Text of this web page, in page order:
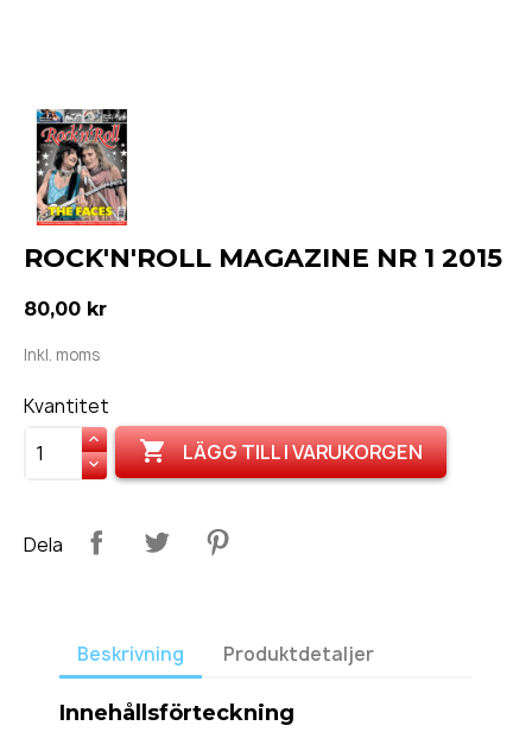
ROCK'N'ROLL MAGAZINE NR 1 2015
80,00 kr
Inkl. moms
Kvantitet
 LÄGG TILL I VARUKORGEN
Dela
Beskrivning Produktdetaljer
Innehållsförteckning